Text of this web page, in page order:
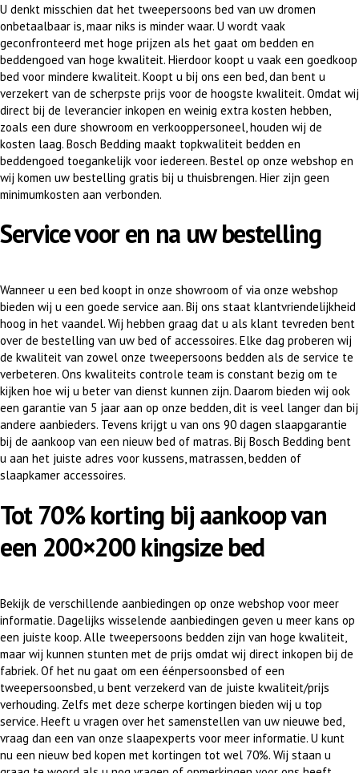
U denkt misschien dat het tweepersoons bed van uw dromen
onbetaalbaar is, maar niks is minder waar. U wordt vaak
geconfronteerd met hoge prijzen als het gaat om bedden en
beddengoed van hoge kwaliteit. Hierdoor koopt u vaak een goedkoop
bed voor mindere kwaliteit. Koopt u bij ons een bed, dan bent u
verzekert van de scherpste prijs voor de hoogste kwaliteit. Omdat wij
direct bij de leverancier inkopen en weinig extra kosten hebben,
zoals een dure showroom en verkooppersoneel, houden wij de
kosten laag. Bosch Bedding maakt topkwaliteit bedden en
beddengoed toegankelijk voor iedereen. Bestel op onze webshop en
wij komen uw bestelling gratis bij u thuisbrengen. Hier zijn geen
minimumkosten aan verbonden.
Service voor en na uw bestelling
Wanneer u een bed koopt in onze showroom of via onze webshop
bieden wij u een goede service aan. Bij ons staat klantvriendelijkheid
hoog in het vaandel. Wij hebben graag dat u als klant tevreden bent
over de bestelling van uw bed of accessoires. Elke dag proberen wij
de kwaliteit van zowel onze tweepersoons bedden als de service te
verbeteren. Ons kwaliteits controle team is constant bezig om te
kijken hoe wij u beter van dienst kunnen zijn. Daarom bieden wij ook
een garantie van 5 jaar aan op onze bedden, dit is veel langer dan bij
andere aanbieders. Tevens krijgt u van ons 90 dagen slaapgarantie
bij de aankoop van een nieuw bed of matras. Bij Bosch Bedding bent
u aan het juiste adres voor kussens, matrassen, bedden of
slaapkamer accessoires.
Tot 70% korting bij aankoop van
een 200×200 kingsize bed
Bekijk de verschillende aanbiedingen op onze webshop voor meer
informatie. Dagelijks wisselende aanbiedingen geven u meer kans op
een juiste koop. Alle tweepersoons bedden zijn van hoge kwaliteit,
maar wij kunnen stunten met de prijs omdat wij direct inkopen bij de
fabriek. Of het nu gaat om een éénpersoonsbed of een
tweepersoonsbed, u bent verzekerd van de juiste kwaliteit/prijs
verhouding. Zelfs met deze scherpe kortingen bieden wij u top
service. Heeft u vragen over het samenstellen van uw nieuwe bed,
vraag dan een van onze slaapexperts voor meer informatie. U kunt
nu een nieuw bed kopen met kortingen tot wel 70%. Wij staan u